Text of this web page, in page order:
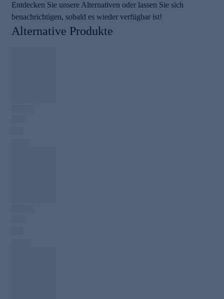
Entdecken Sie unsere Alternativen oder lassen Sie sich
benachrichtigen, sobald es wieder verfügbar ist!
Alternative Produkte